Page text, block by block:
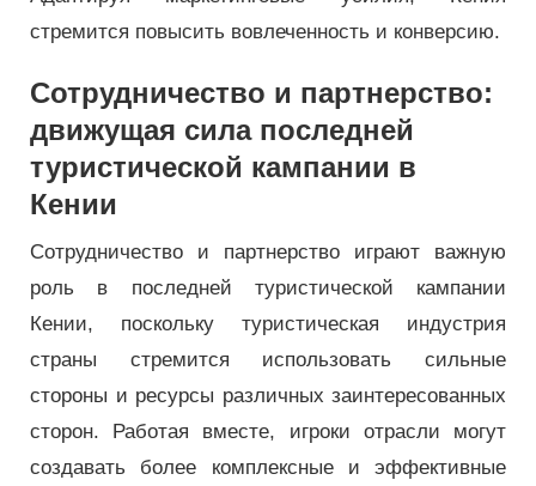
стремится повысить вовлеченность и конверсию.
Сотрудничество и партнерство:
движущая сила последней
туристической кампании в
Кении
Сотрудничество и партнерство играют важную
роль в последней туристической кампании
Кении, поскольку туристическая индустрия
страны стремится использовать сильные
стороны и ресурсы различных заинтересованных
сторон. Работая вместе, игроки отрасли могут
создавать более комплексные и эффективные